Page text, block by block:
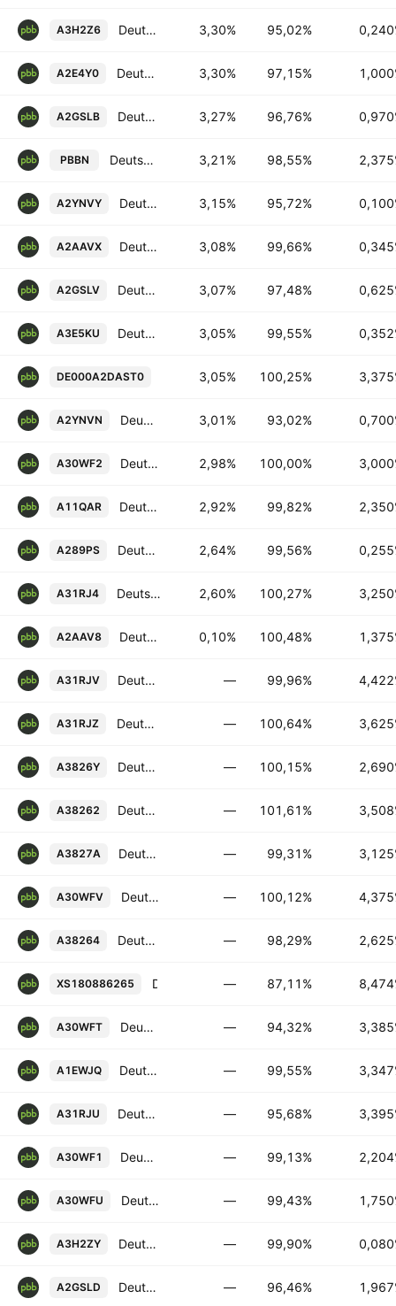
A3H2Z6 Deutsche Pfandbriefbank AG 0.24% 18-APR-2028 3,30% 95,02%
A2E4Y0 Deutsche Pfandbriefbank AG 1.0% 19-NOV-2027 3,30% 97,15%
A2GSLB Deutsche Pfandbriefbank AG 0.97% 24-JAN-2028 3,27% 96,76%
PBBN Deutsche Pfandbriefbank AG 2.375% 29-MAY-2028 3,21% 98,55%
A2YNVY Deutsche Pfandbriefbank AG 0.1% 21-JAN-2028 3,15% 95,72%
A2AAVX Deutsche Pfandbriefbank AG 0.345% 21-SEP-2026 3,08% 99,66%
A2GSLV Deutsche Pfandbriefbank AG 0.625% 30-AUG-2027 3,07% 97,48%
A3E5KU Deutsche Pfandbriefbank AG 0.352% 07-OCT-2026 3,05% 99,55%
DE000A2DAST0 Deutsche Pfandbriefbank AG 3.375%
3,05% 100,25%
A2YNVN Deutsche Pfandbriefbank AG 0.7% 22-OCT-2029 3,01% 93,02%
A30WF2 Deutsche Pfandbriefbank AG 3.0% 25-JAN-2027 2,98% 100,00%
A11QAR Deutsche Pfandbriefbank AG 2.35% 27-NOV-2026 2,92% 99,82%
A289PS Deutsche Pfandbriefbank AG 0.255% 13-OCT-2026 2,64% 99,56%
A31RJ4 Deutsche Pfandbriefbank AG 3.25% 15-JAN-2027 2,60% 100,27%
A2AAV8 Deutsche Pfandbriefbank AG 1.375% 21-DEC-2026 0,10% 100,48%
A31RJV Deutsche Pfandbriefbank AG FRN 01-SEP-2026 — 99,96%
A31RJZ Deutsche Pfandbriefbank AG 3.625% 28-OCT-2027 — 100,64%
A3826Y Deutsche Pfandbriefbank AG FRN 28-MAY-2027 — 100,15%
A38262 Deutsche Pfandbriefbank AG FRN 17-JAN-2028 — 101,61%
A3827A Deutsche Pfandbriefbank AG 3.125% 07-JUN-2030 — 99,31%
A30WFV Deutsche Pfandbriefbank AG 4.375% 28-AUG-2026 — 100,12%
A38264 Deutsche Pfandbriefbank AG 2.625% 30-MAY-2029 — 98,29%
XS180886265 — 87,11%
A30WFT Deutsche Pfandbriefbank AG FRN 19-JUL-2029 — 94,32%
A1EWJQ Deutsche Pfandbriefbank AG FRN 19-MAY-2031 — 99,55%
A31RJU Deutsche Pfandbriefbank AG FRN 24-AUG-2027 — 95,68%
A30WF1 Deutsche Pfandbriefbank AG FRN 03-NOV-2028 — 99,13%
A30WFU Deutsche Pfandbriefbank AG 1.75% 01-MAR-2027 — 99,43%
A3H2ZY Deutsche Pfandbriefbank AG 0.08% 17-AUG-2026 — 99,90%
A2GSLD Deutsche Pfandbriefbank AG 1.96728% 21-FEB-2028 — 96,46%